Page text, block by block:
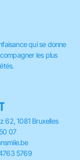
qui se donne
les plus
62, 1081 Bruxelles
07
5769